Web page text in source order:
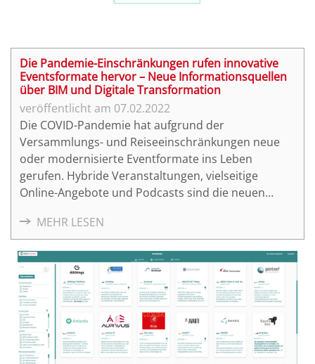
Die Pandemie-Einschränkungen rufen innovative
Eventsformate hervor – Neue Informationsquellen
über BIM und Digitale Transformation
07.02.2022
Die COVID-Pandemie hat aufgrund der
Versammlungs- und Reiseeinschränkungen neue
oder modernisierte Eventformate ins Leben
gerufen. Hybride Veranstaltungen, vielseitige
Online-Angebote und Podcasts sind die neuen
Thema BIM und Digitalisierung der Baubranche
finden.
MEHR LESEN